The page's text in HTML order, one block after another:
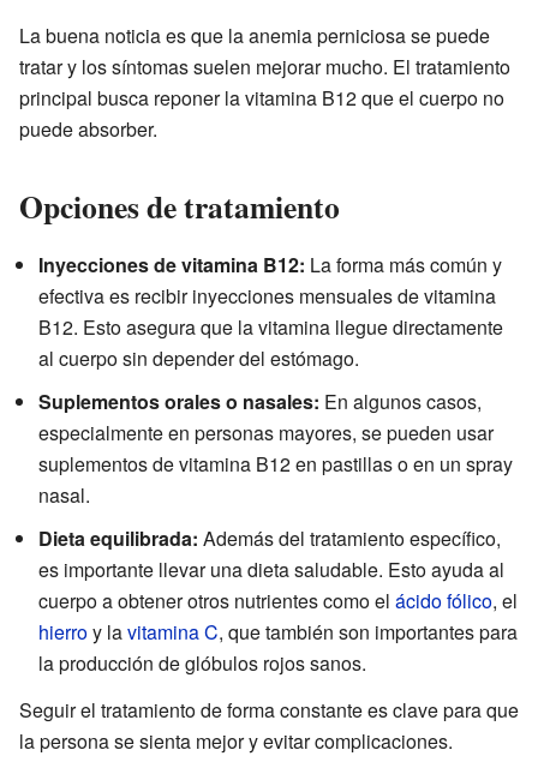
La buena noticia es que la anemia perniciosa se puede
tratar y los síntomas suelen mejorar mucho. El tratamiento
principal busca reponer la vitamina B12 que el cuerpo no
puede absorber.
Opciones de tratamiento
Inyecciones de vitamina B12: La forma más común y
efectiva es recibir inyecciones mensuales de vitamina
B12. Esto asegura que la vitamina llegue directamente
al cuerpo sin depender del estómago.
Suplementos orales o nasales: En algunos casos,
especialmente en personas mayores, se pueden usar
suplementos de vitamina B12 en pastillas o en un spray
nasal.
Dieta equilibrada: Además del tratamiento específico,
es importante llevar una dieta saludable. Esto ayuda al
cuerpo a obtener otros nutrientes como el ácido fólico, el
hierroy lavitamina C, que también son importantes para
la producción de glóbulos rojos sanos.
Seguir el tratamiento de forma constante es clave para que
la persona se sienta mejor y evitar complicaciones.